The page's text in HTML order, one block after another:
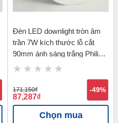
Đèn LED downlight tròn âm
trần 7W kích thước lỗ cắt
90mm ánh sáng trắng Philips
59445 MESON 7W D90-
171,150đ
87,287đ
-49%
Chọn mua